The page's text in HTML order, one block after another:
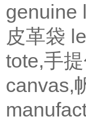
genuine
皮革袋
tote,手
canvas,